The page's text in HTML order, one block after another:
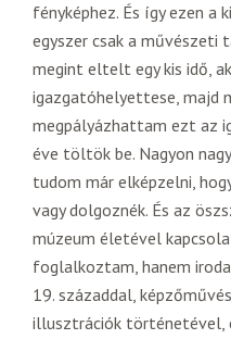
fényképhez. És így ezen
egyszer csak a
megint eltelt egy kis idő,
igazgatóhelyettese, majd
megpályázhattam ezt az
éve töltök be. Nagyon
tudom már elképzelni,
vagy dolgoznék. És az
múzeum életével
foglalkoztam, hanem
19. századdal,
illusztrációk történetével,